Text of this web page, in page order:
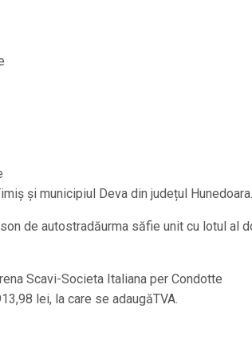
și municipiul Deva din județul Hunedoara.
de autostradăurma săfie unit cu lotul al
Scavi-Societa Italiana per Condotte
lei, la care se adaugăTVA.